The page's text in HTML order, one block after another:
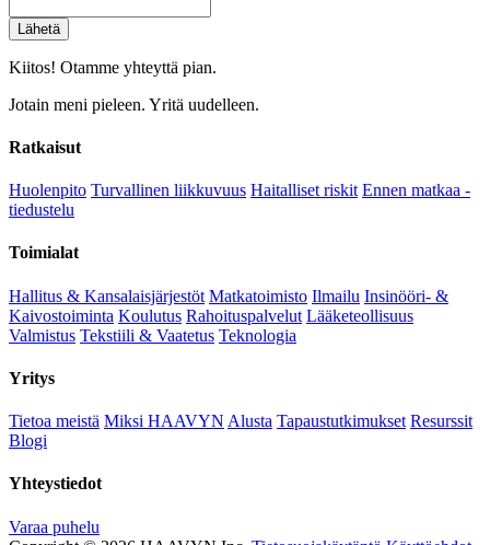
Lähetä
Kiitos! Otamme yhteyttä pian.
Jotain meni pieleen. Yritä uudelleen.
Ratkaisut
Huolenpito Turvallinen liikkuvuus Haitalliset riskit Ennen matkaa -
tiedustelu
Toimialat
Hallitus & Kansalaisjärjestöt Matkatoimisto Ilmailu Insinööri- &
Kaivostoiminta Koulutus Rahoituspalvelut Lääketeollisuus
Valmistus Tekstiili & Vaatetus Teknologia
Yritys
Tietoa meistä Miksi HAAVYN Alusta Tapaustutkimukset Resurssit
Blogi
Yhteystiedot
Varaa puhelu